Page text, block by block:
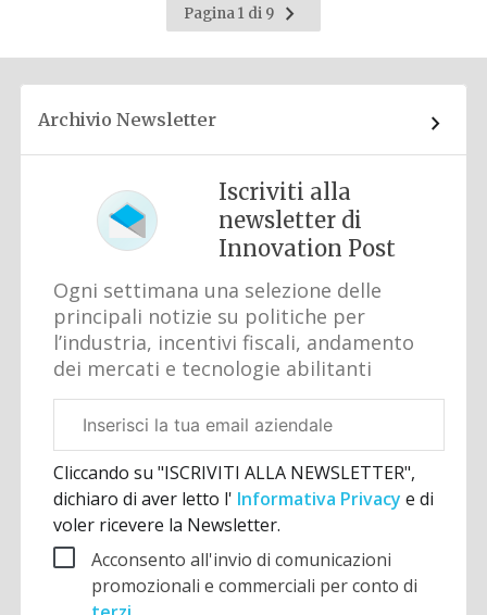
Pagina 1 di 9
Pagina
successiva
Archivio Newsletter
Iscriviti alla
newsletter di
Innovation Post
Ogni settimana una selezione delle
principali notizie su politiche per
l’industria, incentivi fiscali, andamento
dei mercati e tecnologie abilitanti
aziendale
Cliccando su "ISCRIVITI ALLA NEWSLETTER",
dichiaro di aver letto l' Informativa Privacye di
voler ricevere la Newsletter.
Acconsento all'invio di comunicazioni
promozionali e commerciali per conto di